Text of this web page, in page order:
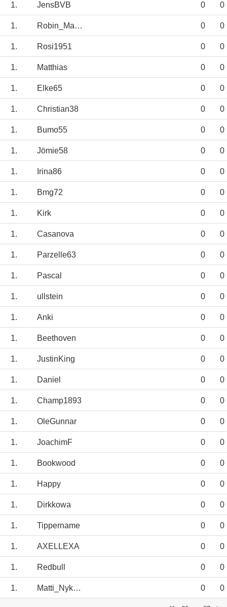
1. JensBVB 0 0
1. Robin_Mannheim 0 0
1. Rosi1951 0 0
1. Matthias 0 0
1. Elke65 0 0
1. Christian38 0 0
1. Bumo55 0 0
1. Jömie58 0 0
1. Irina86 0 0
1. Bmg72 0 0
1. Kirk 0 0
1. Casanova 0 0
1. Parzelle63 0 0
1. Pascal 0 0
1. ullstein 0 0
1. Anki 0 0
1. Beethoven 0 0
1. JustinKing 0 0
1. Daniel 0 0
1. Champ1893 0 0
1. OleGunnar 0 0
1. JoachimF 0 0
1. Bookwood 0 0
1. Happy 0 0
1. Dirkkowa 0 0
1. Tippername 0 0
1. AXELLEXA 0 0
1. Redbull 0 0
1. Matti_Nykaenen 0 0